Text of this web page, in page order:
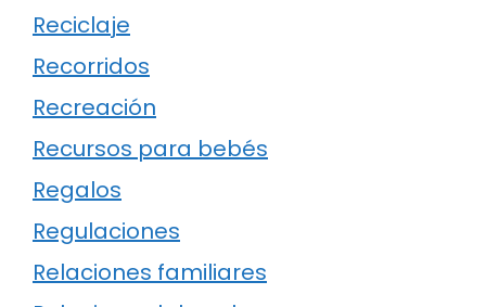
Reciclaje
Recorridos
Recreación
Recursos para bebés
Regalos
Regulaciones
Relaciones familiares